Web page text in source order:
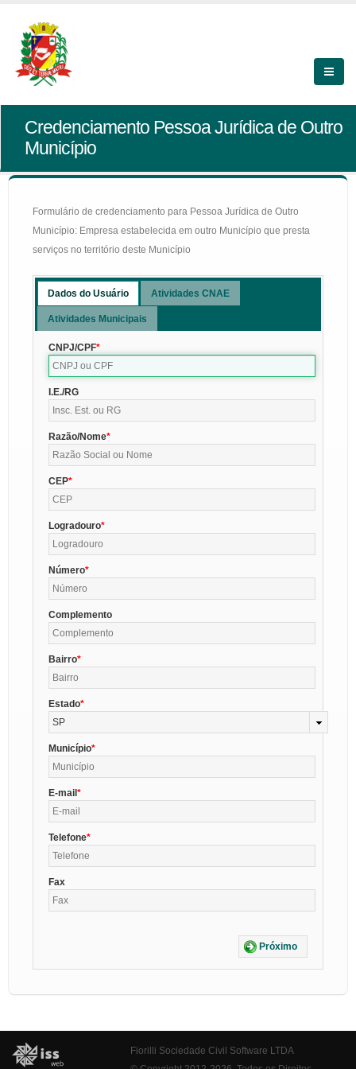
Credenciamento Pessoa Jurídica de Outro
Município
Formulário de credenciamento para Pessoa Jurídica de Outro
Município: Empresa estabelecida em outro Município que presta
serviços no território deste Município
Dados do Usuário Atividades CNAE
Atividades Municipais
CNPJ/CPF
I.E./RG
Razão/Nome
CEP
Logradouro
Número
Complemento
Bairro
Estado
SP
Município
E-mail
Telefone
Fax
Próximo
Fiorilli Sociedade Civil Software LTDA